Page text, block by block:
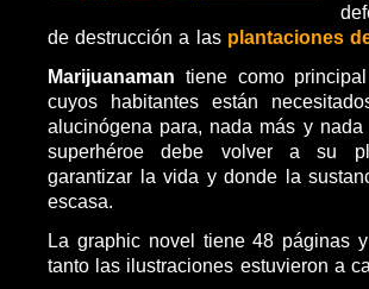
de destrucción a las plantaciones
Marijuanaman tiene como
cuyos habitantes están
alucinógena para, nada más y
superhéroe debe volver a su
garantizar la vida y donde la
escasa.
La graphic novel tiene 48 páginas
tanto las ilustraciones estuvieron a